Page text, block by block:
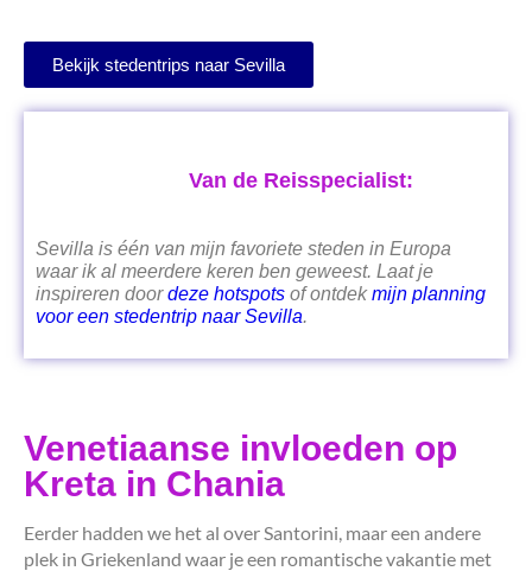
Bekijk stedentrips naar Sevilla
Van de Reisspecialist:
Sevilla is één van mijn favoriete steden in Europa
waar ik al meerdere keren ben geweest. Laat je
inspireren doordeze hotspots of ontdekmijn planning
voor een stedentrip naar Sevilla.
Venetiaanse invloeden op
Kreta in Chania
Eerder hadden we het al over Santorini, maar een andere
plek in Griekenland waar je een romantische vakantie met